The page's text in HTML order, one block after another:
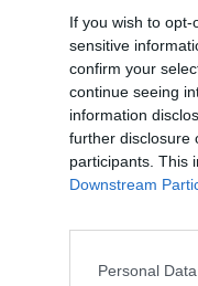
If you wish to
sensitive
confirm your
continue seeing
information
further disclosure
participants. This
Downstream
Personal
del mattino
principali della
alle 20:00 direttamente
anche:
per la giunta Nocentini
via Eller, entra Marini